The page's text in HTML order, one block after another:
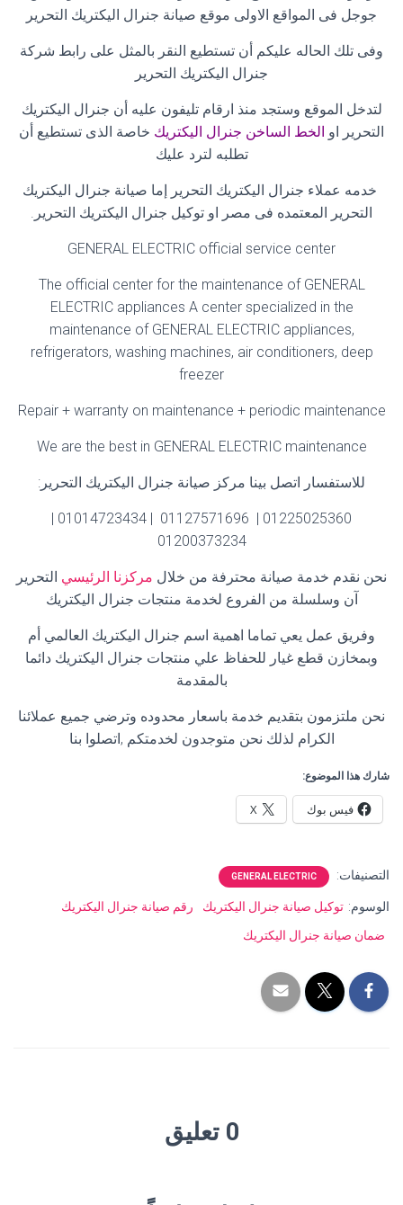
جوجل فى المواقع الاولى موقع صيانة جنرال اليكتريك التحرير
وفى تلك الحاله عليكم أن تستطيع النقر بالمثل على رابط شركة
جنرال اليكتريك التحرير
لتدخل الموقع وستجد منذ ارقام تليفون عليه أن جنرال اليكتريك
التحرير او الخط الساخن جنرال اليكتريك خاصة الذى تستطيع أن
تطلبه لترد عليك
خدمه عملاء جنرال اليكتريك التحرير إما صيانة جنرال اليكتريك
التحرير المعتمده فى مصر او توكيل جنرال اليكتريك التحرير .
GENERAL ELECTRIC official service center
The official center for the maintenance of GENERAL
ELECTRIC appliances A center specialized in the
maintenance of GENERAL ELECTRIC appliances,
refrigerators, washing machines, air conditioners, deep
freezer
Repair + warranty on maintenance + periodic maintenance
We are the best in GENERAL ELECTRIC maintenance
للاستفسار اتصل بينا مركز صيانة جنرال اليكتريك التحرير :
01225025360 | 01127571696 | 01014723434 |
01200373234
نحن نقدم خدمة صيانة محترفة من خلال مركزنا الرئيسي التحرير
آن وسلسلة من الفروع لخدمة منتجات جنرال اليكتريك
وفريق عمل يعي تماما اهمية اسم جنرال اليكتريك العالمي أم
وبمخازن قطع غيار للحفاظ علي منتجات جنرال اليكتريك دائما
بالمقدمة
نحن ملتزمون بتقديم خدمة باسعار محدوده وترضي جميع عملائنا
الكرام لذلك نحن متوجدون لخدمتكم ,اتصلوا بنا
شارك هذا الموضوع:
فيس بوك X
التصنيفات: GENERAL ELECTRIC
الوسوم: توكيل صيانة جنرال اليكتريك
رقم صيانة جنرال اليكتريك
ضمان صيانة جنرال اليكتريك
0 تعليق